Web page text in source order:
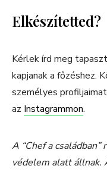
Elkészítetted?
Kérlek írd meg
kapjanak a főzéshez.
személyes
az Instagrammon.
A “Chef a
védelem alatt állnak.